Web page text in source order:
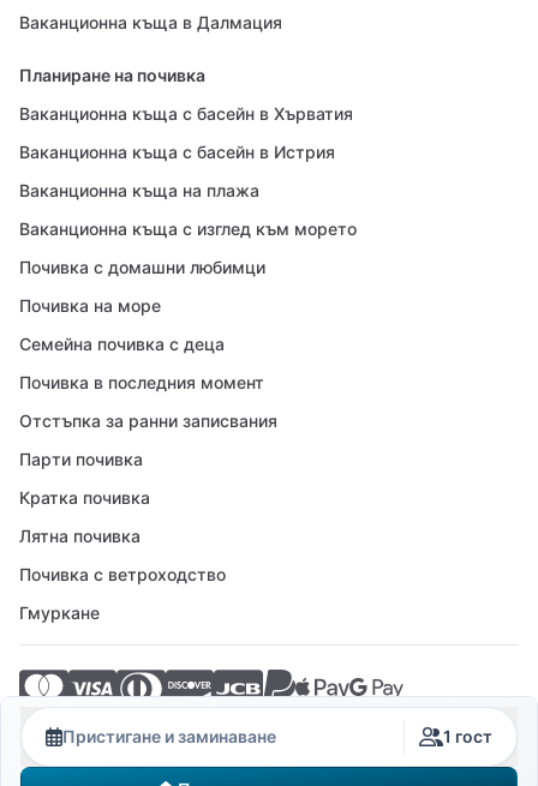
Пристигане и заминаване 1 гост
Ваканционна къща в Далмация
Планиране на почивка
Ваканционна къща с басейн в Хърватия
Ваканционна къща с басейн в Истрия
Ваканционна къща на плажа
Ваканционна къща с изглед към морето
Почивка с домашни любимци
Почивка на море
Семейна почивка с деца
Почивка в последния момент
Отстъпка за ранни записвания
Парти почивка
Кратка почивка
Лятна почивка
Почивка с ветроходство
Гмуркане
© 2026 Crovillas GmbH